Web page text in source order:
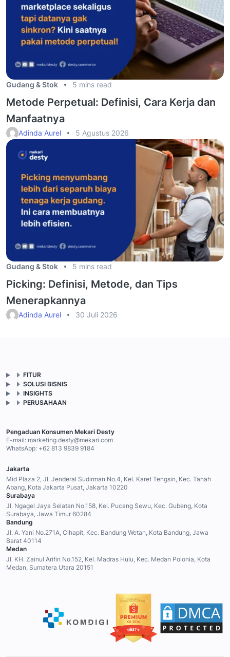
Gudang & Stok 5 mins read
Metode Perpetual: Definisi, Cara Kerja dan
Manfaatnya
Adinda Aurel 5 Agustus 2026
Gudang & Stok 5 mins read
Picking: Definisi, Metode, dan Tips
Menerapkannya
Adinda Aurel 30 Juli 2026
FITUR
SOLUSI BISNIS
INSIGHTS
PERUSAHAAN
Pengaduan Konsumen Mekari Desty
E-mail: marketing.desty@mekari.com
WhatsApp: +62 813 9839 9184
Jakarta
Mid Plaza 2, Jl. Jenderal Sudirman No.4, Kel. Karet Tengsin, Kec. Tanah
Abang, Kota Jakarta Pusat, Jakarta 10220
Surabaya
Jl. Ngagel Jaya Selatan No.158, Kel. Pucang Sewu, Kec. Gubeng, Kota
Surabaya, Jawa Timur 60284
Bandung
Jl. A. Yani No.271A, Cihapit, Kec. Bandung Wetan, Kota Bandung, Jawa
Barat 40114
Medan
Jl. KH. Zainul Arifin No.152, Kel. Madras Hulu, Kec. Medan Polonia, Kota
Medan, Sumatera Utara 20151